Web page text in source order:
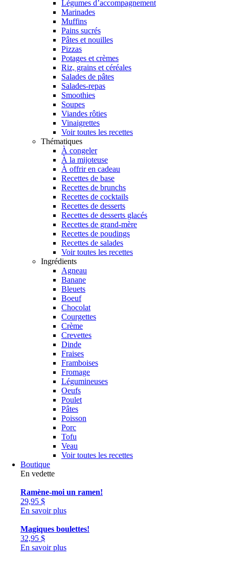
Légumes d’accompagnement
Marinades
Muffins
Pains sucrés
Pâtes et nouilles
Pizzas
Potages et crèmes
Riz, grains et céréales
Salades de pâtes
Salades-repas
Smoothies
Soupes
Viandes rôties
Vinaigrettes
Voir toutes les recettes
Thématiques
À congeler
À la mijoteuse
À offrir en cadeau
Recettes de base
Recettes de brunchs
Recettes de cocktails
Recettes de desserts
Recettes de desserts glacés
Recettes de grand-mère
Recettes de poudings
Recettes de salades
Voir toutes les recettes
Ingrédients
Agneau
Banane
Bleuets
Boeuf
Chocolat
Courgettes
Crème
Crevettes
Dinde
Fraises
Framboises
Fromage
Légumineuses
Oeufs
Poulet
Pâtes
Poisson
Porc
Tofu
Veau
Voir toutes les recettes
Boutique
En vedette
Ramène-moi un ramen!
29,95 $
En savoir plus
Magiques boulettes!
32,95 $
En savoir plus